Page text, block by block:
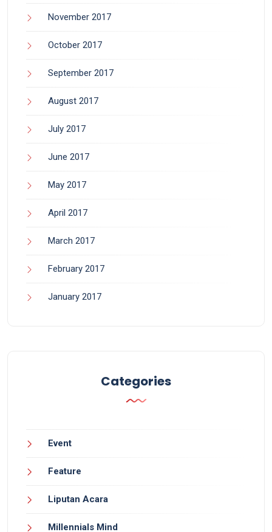
November 2017
October 2017
September 2017
August 2017
July 2017
June 2017
May 2017
April 2017
March 2017
February 2017
January 2017
Categories
Event
Feature
Liputan Acara
Millennials Mind